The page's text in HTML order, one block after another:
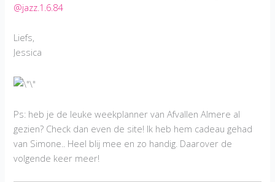
@jazz.1.6.84
Liefs,
Jessica
Ps: heb je de leuke weekplanner van Afvallen Almere al
gezien? Check dan even de site! Ik heb hem cadeau gehad
van Simone.. Heel blij mee en zo handig. Daarover de
volgende keer meer!